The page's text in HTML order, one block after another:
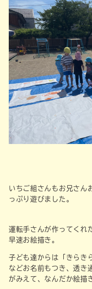
いちご組さんもお兄さん
っぷり遊びました。
運転手さんが作ってくれ
早速お絵描き。
子ども達からは「きらき
などお名前もつき、透き
がみえて、なんだか絵描